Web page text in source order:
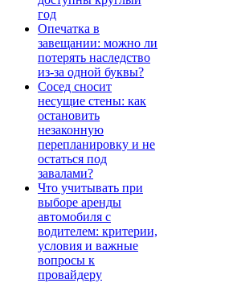
год
Опечатка в
завещании: можно ли
потерять наследство
из-за одной буквы?
Сосед сносит
несущие стены: как
остановить
незаконную
перепланировку и не
остаться под
завалами?
Что учитывать при
выборе аренды
автомобиля с
водителем: критерии,
условия и важные
вопросы к
провайдеру